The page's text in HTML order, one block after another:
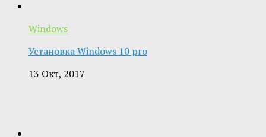
Windows
Установка Windows 10 pro
13 Окт, 2017